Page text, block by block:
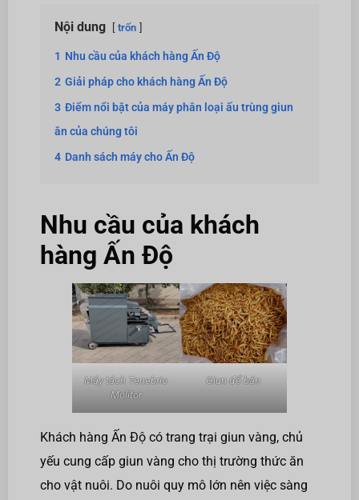
Nội dung trốn
1 Nhu cầu của khách hàng Ấn Độ
2 Giải pháp cho khách hàng Ấn Độ
3 Điểm nổi bật của máy phân loại ấu trùng giun
ăn của chúng tôi
4 Danh sách máy cho Ấn Độ
Nhu cầu của khách
hàng Ấn Độ
Máy tách Tenebrio
Molitor
Giun để bán
Khách hàng Ấn Độ có trang trại giun vàng, chủ
yếu cung cấp giun vàng cho thị trường thức ăn
cho vật nuôi. Do nuôi quy mô lớn nên việc sàng